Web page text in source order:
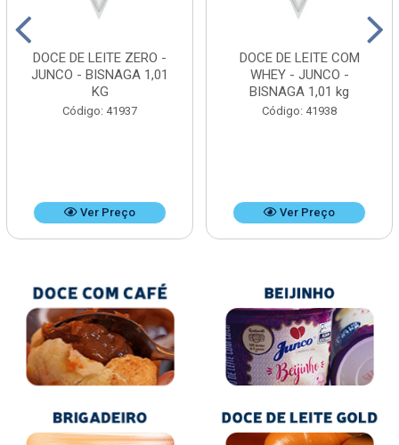
DOCE DE LEITE ZERO -
JUNCO - BISNAGA 1,01
KG
Código: 41937
Ver Preço
DOCE DE LEITE COM
WHEY - JUNCO -
BISNAGA 1,01 kg
Código: 41938
Ver Preço